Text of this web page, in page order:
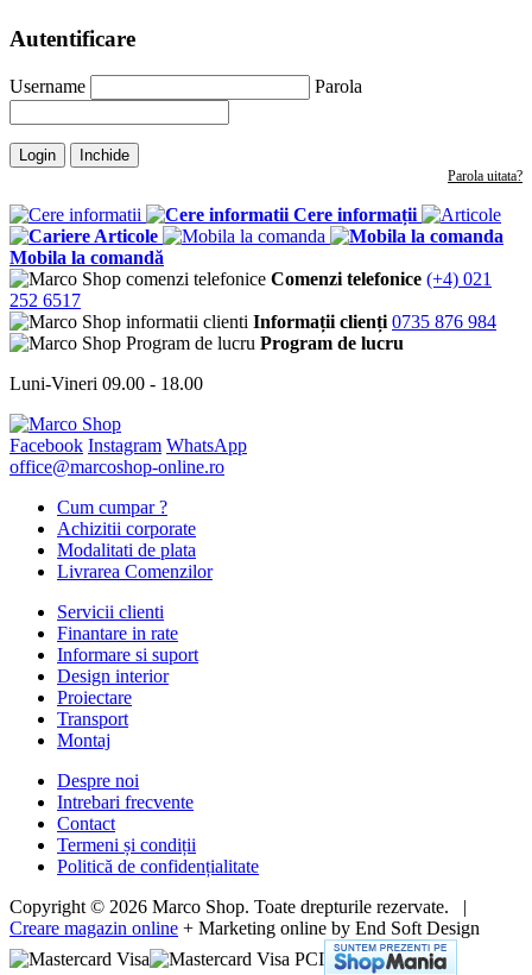
Autentificare
Username Parola
Login Inchide
Parola uitata?
Cere informații
Articole
Mobila la comandă
Comenzi telefonice (+4) 021
252 6517
Informații clienți 0735 876 984
Program de lucru
Luni-Vineri 09.00 - 18.00
Facebook Instagram WhatsApp
office@marcoshop-online.ro
Cum cumpar ?
Achizitii corporate
Modalitati de plata
Livrarea Comenzilor
Servicii clienti
Finantare in rate
Informare si suport
Design interior
Proiectare
Transport
Montaj
Despre noi
Intrebari frecvente
Contact
Termeni și condiții
Politică de confidențialitate
Copyright © 2026 Marco Shop. Toate drepturile rezervate. |
Creare magazin online + Marketing online by End Soft Design